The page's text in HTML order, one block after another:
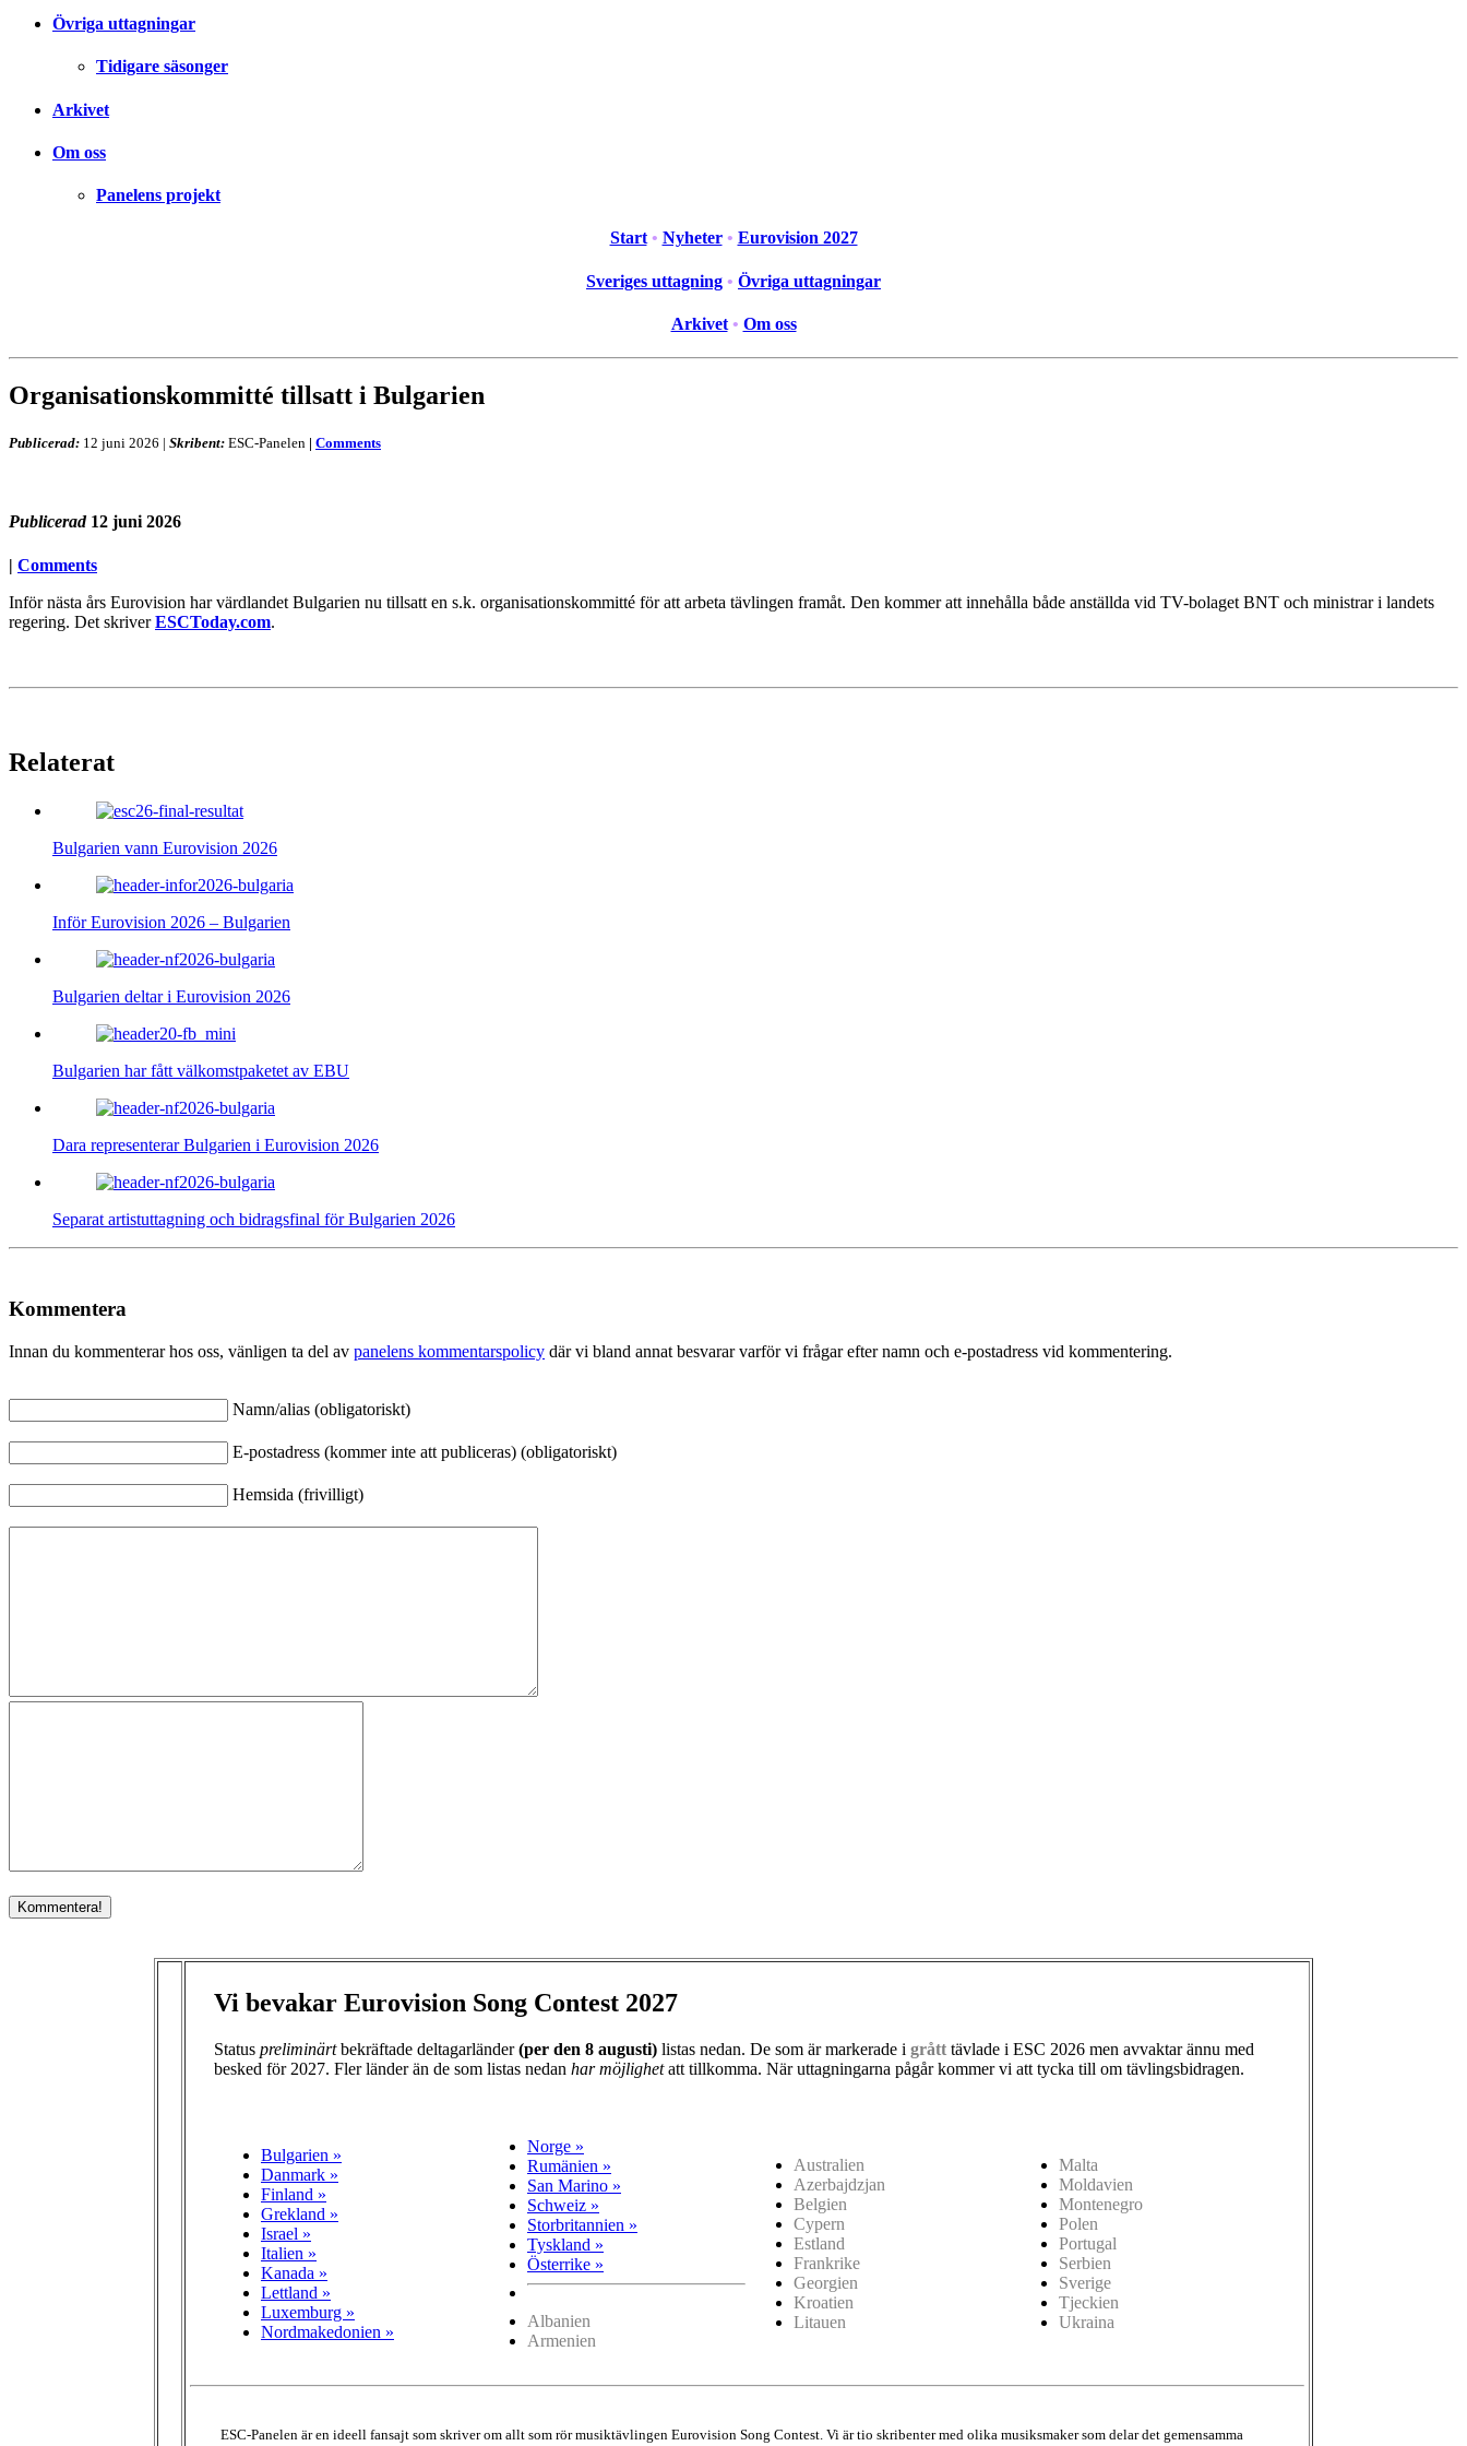
Övriga uttagningar
Tidigare säsonger
Arkivet
Om oss
Panelens projekt
Start • Nyheter • Eurovision 2027
Sveriges uttagning • Övriga uttagningar
Arkivet • Om oss
Organisationskommitté tillsatt i Bulgarien
Publicerad: 12 juni 2026 | Skribent: ESC-Panelen | Comments
Publicerad 12 juni 2026
| Comments
Inför nästa års Eurovision har värdlandet Bulgarien nu tillsatt en s.k. organisationskommitté för att arbeta tävlingen framåt. Den kommer att innehålla både anställda vid TV-bolaget BNT och ministrar i landets
regering. Det skriverESCToday.com.
Relaterat
Bulgarien vann Eurovision 2026
Inför Eurovision 2026 – Bulgarien
Bulgarien deltar i Eurovision 2026
Bulgarien har fått välkomstpaketet av EBU
Dara representerar Bulgarien i Eurovision 2026
Separat artistuttagning och bidragsfinal för Bulgarien 2026
Kommentera
Innan du kommenterar hos oss, vänligen ta del av panelens kommentarspolicy där vi bland annat besvarar varför vi frågar efter namn och e-postadress vid kommentering.
Namn/alias (obligatoriskt)
E-postadress (kommer inte att publiceras) (obligatoriskt)
Hemsida (frivilligt)
Vi bevakar Eurovision Song Contest 2027
Status preliminärtbekräftade deltagarländer(per den 8 augusti) listas nedan. De som är markerade i grått tävlade i ESC 2026 men avvaktar ännu med
besked för 2027. Fler länder än de som listas nedan har möjlighetatt tillkomma. När uttagningarna pågår kommer vi att tycka till om tävlingsbidragen.
Bulgarien »
Danmark »
Finland »
Grekland »
Israel »
Italien »
Kanada »
Lettland »
Luxemburg »
Nordmakedonien »
Norge »
Rumänien »
San Marino »
Schweiz »
Storbritannien »
Tyskland »
Österrike »
Albanien
Armenien
Australien
Azerbajdzjan
Belgien
Cypern
Estland
Frankrike
Georgien
Kroatien
Litauen
Malta
Moldavien
Montenegro
Polen
Portugal
Serbien
Sverige
Tjeckien
Ukraina
ESC-Panelen är en ideell fansajt som skriver om allt som rör musiktävlingen Eurovision Song Contest. Vi är tio skribenter med olika musiksmaker som delar det gemensamma